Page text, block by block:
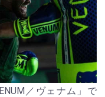
／ヴェナム」で